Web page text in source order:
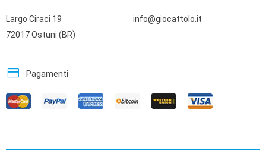
Largo Ciraci 19
72017 Ostuni (BR)
info@giocattolo.it
credit_card Pagamenti